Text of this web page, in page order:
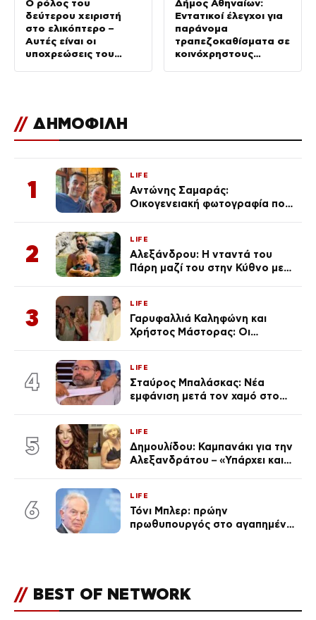
Ο ρόλος του
δεύτερου χειριστή
στο ελικόπτερο –
Αυτές είναι οι
υποχρεώσεις του
Δήμος Αθηναίων:
Εντατικοί έλεγχοι για
παράνομα
τραπεζοκαθίσματα σε
κοινόχρηστους
// ΔΗΜΟΦΙΛΗ
1
LIFE
Αντώνης Σαμαράς:
Οικογενειακή φωτογραφία που
Λένας
2
LIFE
Αλεξάνδρου: Η νταντά του
Πάρη μαζί του στην Κύθνο με
3
LIFE
Γαρυφαλλιά Καληφώνη και
Χρήστος Μάστορας: Οι
απαρατήρητη
4
LIFE
Σταύρος Μπαλάσκας: Νέα
εμφάνιση μετά τον χαμό στο
5
LIFE
Δημουλίδου: Καμπανάκι για την
Αλεξανδράτου – «Υπάρχει και
6
LIFE
Τόνι Μπλερ: πρώην
πρωθυπουργός στο αγαπημένο
// BEST OF NETWORK